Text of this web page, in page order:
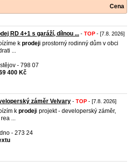
Cena
RD 4+1 s garáží, dílnou ... - TOP - [7.8. 2026]
k prodeji prostorný rodinný dům v obci
...
- 798 07
400 Kč
záměr Velvary - TOP - [7.8. 2026]
k prodeji projekt - developerský záměr,
...
- 273 24